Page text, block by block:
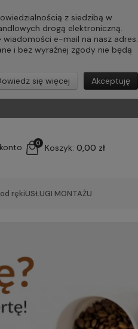
z siedzibą w
drogą elektroniczną.
e-mail na nasz adres:
i bez wyraźnej zgody nie będą
Akceptuję
się więcej
Koszyk: 0,00 zł
0
rękiUSŁUGI MONTAŻU